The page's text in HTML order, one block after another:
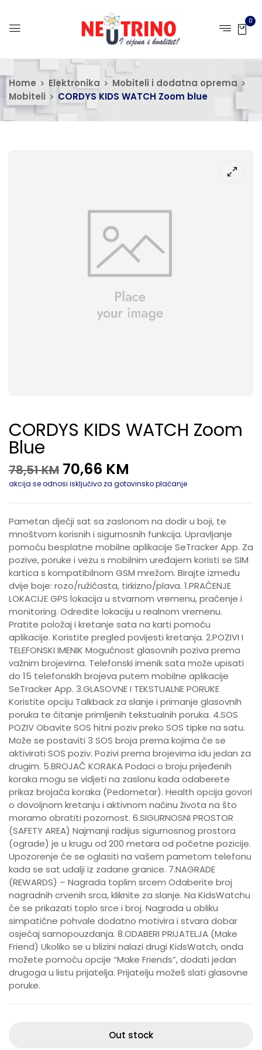
0
Home Elektronika
Mobiteli i dodatna oprema
Mobiteli
CORDYS KIDS WATCH Zoom blue
CORDYS KIDS WATCH Zoom
Blue
78,51KM 70,66 KM
akcija se odnosi isključivo za gotovinsko plaćanje
Pametan dječji sat sa zaslonom na dodir u boji, te
mnoštvom korisnih i sigurnosnih funkcija. Upravljanje
pomoću besplatne mobilne aplikacije SeTracker App. Za
pozive, poruke i vezu s mobilnim uređajem koristi se SIM
kartica s kompatibilnom GSM mrežom. Birajte između
dvije boje: rozo/ružičasta, tirkizno/plava. 1.PRAĆENJE
LOKACIJE GPS lokacija u stvarnom vremenu, praćenje i
monitoring. Odredite lokaciju u realnom vremenu.
Pratite položaj i kretanje sata na karti pomoću
aplikacije. Koristite pregled povijesti kretanja. 2.POZIVI I
TELEFONSKI IMENIK Mogućnost glasovnih poziva prema
važnim brojevima. Telefonski imenik sata može upisati
do 15 telefonskih brojeva putem mobilne aplikacije
SeTracker App. 3.GLASOVNE I TEKSTUALNE PORUKE
Koristite opciju Talkback za slanje i primanje glasovnih
poruka te čitanje primljenih tekstualnih poruka. 4.SOS
POZIV Obavite SOS hitni poziv preko SOS tipke na satu.
Može se postaviti 3 SOS broja prema kojima će se
aktivirati SOS poziv. Pozivi prema brojevima idu jedan za
drugim. 5.BROJAČ KORAKA Podaci o broju prijeđenih
koraka mogu se vidjeti na zaslonu kada odaberete
prikaz brojača koraka (Pedometar). Health opcija govori
o dovoljnom kretanju i aktivnom načinu života na što
moramo obratiti pozornost. 6.SIGURNOSNI PROSTOR
(SAFETY AREA) Najmanji radijus sigurnosnog prostora
(ograde) je u krugu od 200 metara od početne pozicije.
Upozorenje će se oglasiti na vašem pametom telefonu
kada se sat udalji iz zadane granice. 7.NAGRADE
(REWARDS) – Nagrada toplim srcem Odaberite broj
nagradnih crvenih srca, kliknite za slanje. Na KidsWatchu
će se prikazati toplo srce i broj. Nagrada u obliku
simpatične pohvale dodatno motivira i stvara dobar
osjećaj samopouzdanja. 8.ODABERI PRIJATELJA (Make
Friend) Ukoliko se u blizini nalazi drugi KidsWatch, onda
možete pomoću opcije “Make Friends”, dodati jedan
drugoga u listu prijatelja. Prijatelju možeš slati glasovne
poruke.
Out stock